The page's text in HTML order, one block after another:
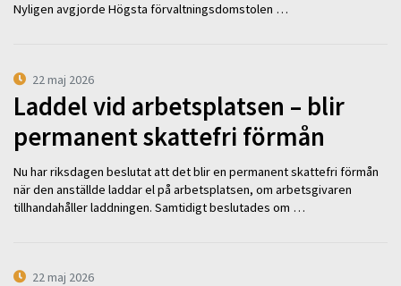
Nyligen avgjorde Högsta förvaltningsdomstolen …
22 maj 2026
Laddel vid arbetsplatsen – blir
permanent skattefri förmån
Nu har riksdagen beslutat att det blir en permanent skattefri förmån
när den anställde laddar el på arbetsplatsen, om arbetsgivaren
tillhandahåller laddningen. Samtidigt beslutades om …
22 maj 2026